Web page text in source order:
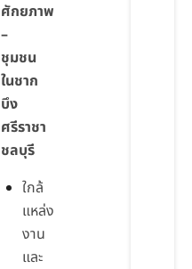
ศักยภาพ
–
ชุมชน
ในชาก
บึง
ศรีราชา
ชลบุรี
ใกล้
แหล่ง
งาน
และ